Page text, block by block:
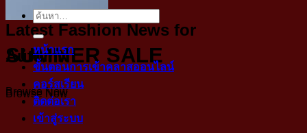
Latest Fashion News for
AutumN
Browse Now
SUMMER SALE
Browse Now
ค้นหา:
หน้าแรก
ขั้นตอนการเข้าคลาสออนไลน์
คอร์สเรียน
ติดต่อเรา
เข้าสู่ระบบ